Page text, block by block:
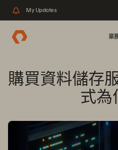
My Updates
業
購買資料儲存
式為